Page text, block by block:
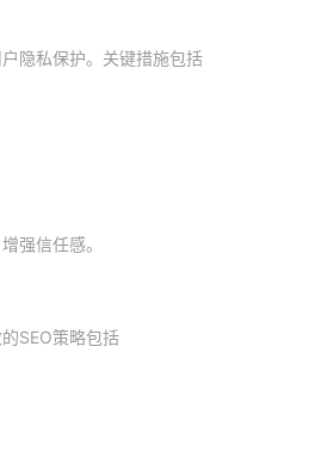
隐私保护。关键措施包括
强信任感。
SEO策略包括